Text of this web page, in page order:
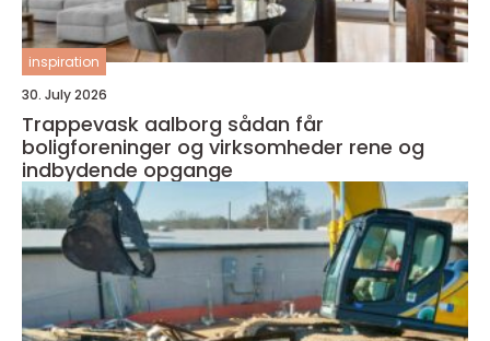
inspiration
30. July 2026
Trappevask aalborg sådan får
boligforeninger og virksomheder rene og
indbydende opgange